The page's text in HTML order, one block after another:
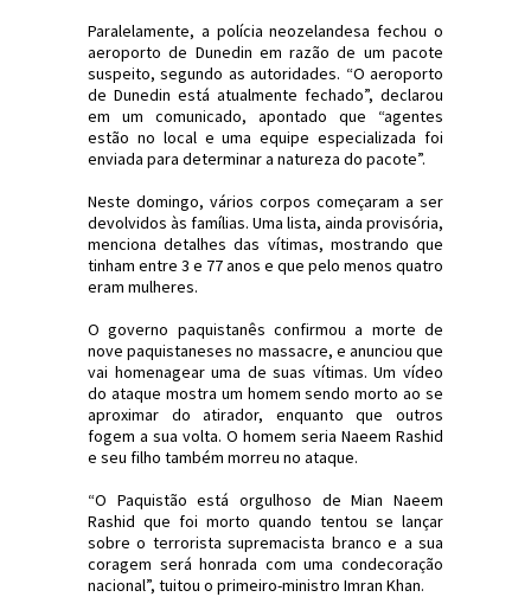
Paralelamente, a polícia neozelandesa fechou o
aeroporto de Dunedin em razão de um pacote
suspeito, segundo as autoridades. “O aeroporto
de Dunedin está atualmente fechado”, declarou
em um comunicado, apontado que “agentes
estão no local e uma equipe especializada foi
enviada para determinar a natureza do pacote”.
Neste domingo, vários corpos começaram a ser
devolvidos às famílias. Uma lista, ainda provisória,
menciona detalhes das vítimas, mostrando que
tinham entre 3 e 77 anos e que pelo menos quatro
eram mulheres.
O governo paquistanês confirmou a morte de
nove paquistaneses no massacre, e anunciou que
vai homenagear uma de suas vítimas. Um vídeo
do ataque mostra um homem sendo morto ao se
aproximar do atirador, enquanto que outros
fogem a sua volta. O homem seria Naeem Rashid
e seu filho também morreu no ataque.
“O Paquistão está orgulhoso de Mian Naeem
Rashid que foi morto quando tentou se lançar
sobre o terrorista supremacista branco e a sua
coragem será honrada com uma condecoração
nacional”, tuitou o primeiro-ministro Imran Khan.